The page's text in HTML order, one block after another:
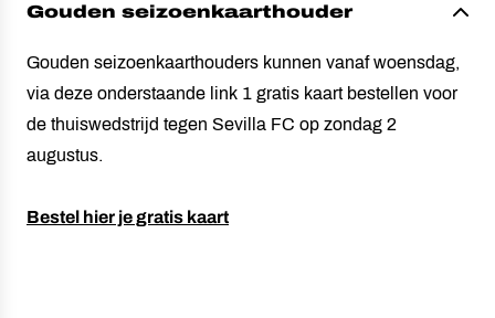
Gouden seizoenkaarthouder
Gouden seizoenkaarthouders kunnen vanaf woensdag,
via deze onderstaande link 1 gratis kaart bestellen voor
de thuiswedstrijd tegen Sevilla FC op zondag 2
augustus.
Bestel hier je gratis kaart